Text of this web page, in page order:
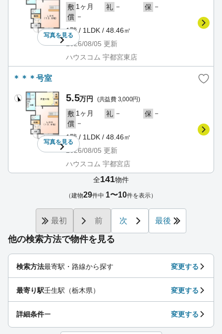
写真を見る
敷 1ヶ月 礼 － 保 －
償 －
1階 / 1LDK / 48.46㎡
2026/08/05 更新
ハウスコム 宇都宮東店
＊＊＊号室
写真を見る
5.5万円 (共益費 3,000円)
敷 1ヶ月 礼 － 保 －
償 －
1階 / 1LDK / 48.46㎡
2026/08/05 更新
ハウスコム 宇都宮店
他の検索方法で物件を見る
検索方法最寄駅・路線から探す 変更する
最寄り駅壬生駅（栃木県） 変更する
詳細条件ー 変更する
全141物件
（建物29件中 1〜10件を表示）
最初 前 次 最後